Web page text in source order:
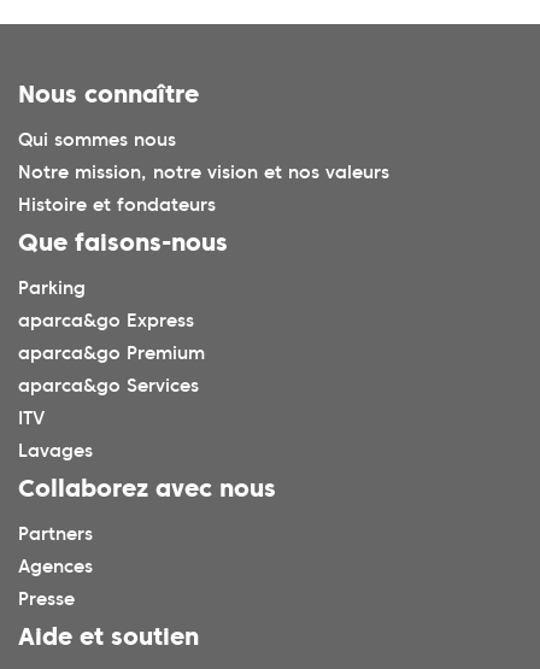
Nous connaître
Qui sommes nous
Notre mission, notre vision et nos valeurs
Histoire et fondateurs
Que faisons-nous
Parking
aparca&go Express
aparca&go Premium
aparca&go Services
ITV
Lavages
Collaborez avec nous
Partners
Agences
Presse
Aide et soutien